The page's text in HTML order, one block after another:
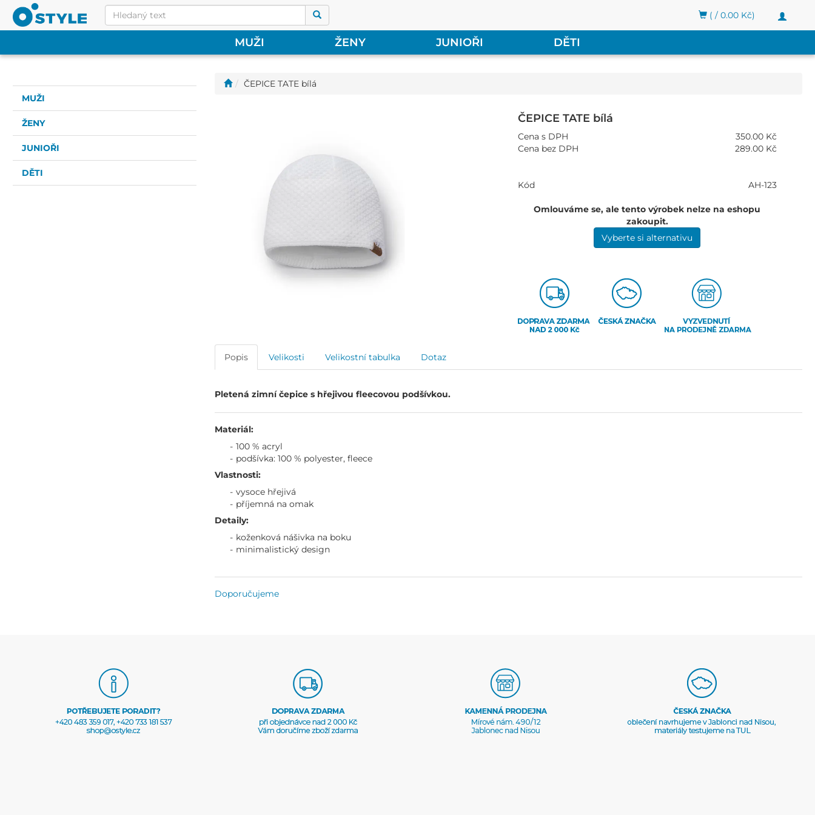
Toggle
( / 0.00 Kč)
MUŽI ŽENY JUNIOŘI DĚTI
MUŽI
ŽENY
JUNIOŘI
DĚTI
ČEPICE TATE bílá
ČEPICE TATE bílá
Cena s DPH
350.00 Kč
Cena bez DPH
289.00 Kč
Kód AH-123
Omlouváme se, ale tento výrobek nelze na eshopu
zakoupit.
Vyberte si alternativu
Popis Velikosti Velikostní tabulka Dotaz
Pletená zimní čepice s hřejivou fleecovou podšívkou.
Materiál:
100 % acryl
podšívka: 100 % polyester, fleece
Vlastnosti:
vysoce hřejivá
příjemná na omak
Detaily:
koženková nášivka na boku
minimalistický design
Doporučujeme